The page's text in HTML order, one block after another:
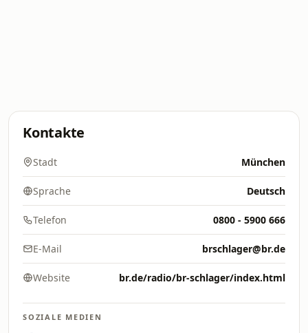
Kontakte
Stadt München
Sprache Deutsch
Telefon 0800 - 5900 666
E-Mail brschlager@br.de
Website br.de/radio/br-schlager/index.html
SOZIALE MEDIEN